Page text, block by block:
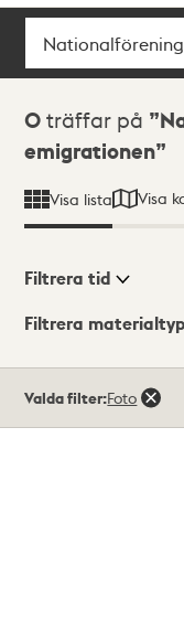
Sök
Sökresultat
0 träffar på
emigrationen
Visa lista Visa
Visningsläge
Filtrera tid
Filtrera
träffar
Valda filter:Foto